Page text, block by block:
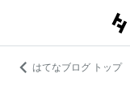
はてなブログ トップ